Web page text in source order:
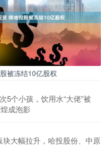
被冻结10亿股权
5个小孩，饮用水“大佬”被
成泡影
块大幅拉升，哈投股份、中原